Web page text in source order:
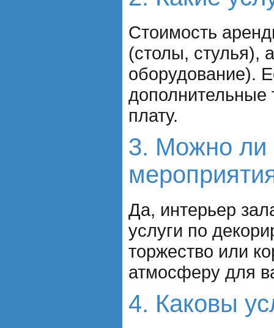
Стоимость
(столы, стулья),
оборудование).
дополнительные
плату.
3. Можно ли
Да, интерьер
услуги по
торжество или
атмосферу для
4. Каковы